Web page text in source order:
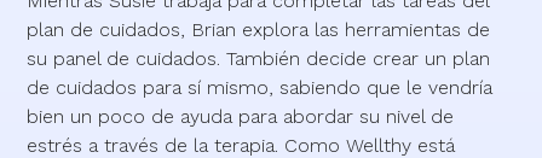
plan de cuidados, Brian explora las herramientas de
su panel de cuidados. También decide crear un plan
de cuidados para sí mismo, sabiendo que le vendría
bien un poco de ayuda para abordar su nivel de
estrés a través de la terapia. Como Wellthy está